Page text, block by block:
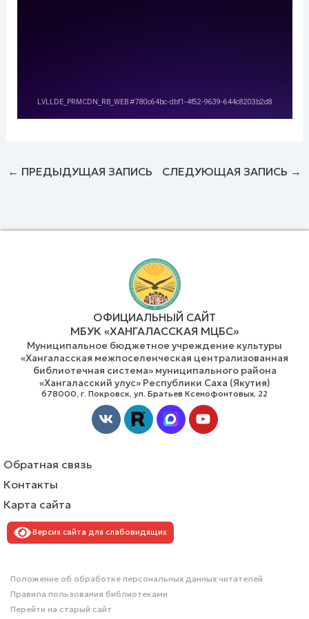
← ПРЕДЫДУЩАЯ ЗАПИСЬ СЛЕДУЮЩАЯ ЗАПИСЬ →
ОФИЦИАЛЬНЫЙ САЙТ
МБУК «ХАНГАЛАССКАЯ МЦБС»
Муниципальное бюджетное учреждение культуры
«Хангаласская межпоселенческая централизованная
библиотечная система» муниципального района
«Хангаласский улус» Республики Саха (Якутия)
678000, г. Покровск, ул. Братьев Ксенофонтовых, 22
Vk Youtube
Обратная связь
Контакты
Карта сайта
Версия сайта для слабовидящих
Положение об обработке персональных данных читателей
Правила пользования библиотеками
Перейти на старый сайт